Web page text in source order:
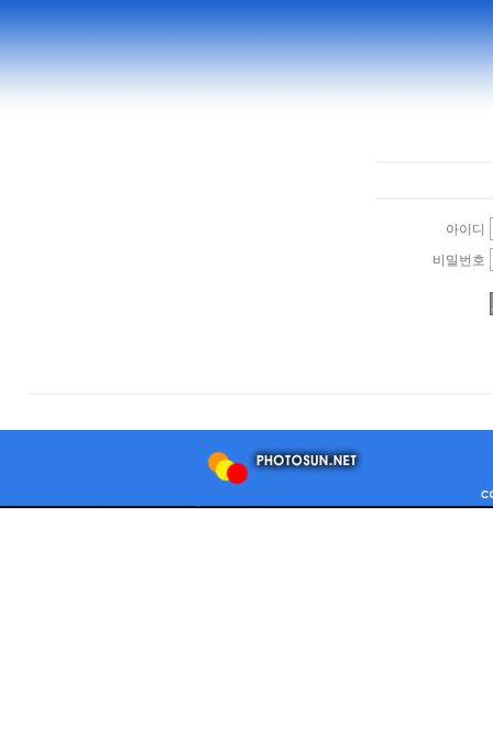
아이디
비밀번호